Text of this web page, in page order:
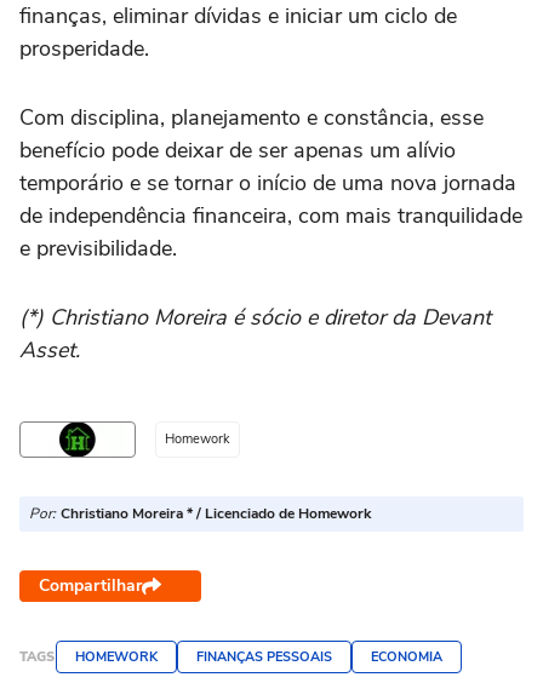
finanças, eliminar dívidas e iniciar um ciclo de
prosperidade.
Com disciplina, planejamento e constância, esse
benefício pode deixar de ser apenas um alívio
temporário e se tornar o início de uma nova jornada
de independência financeira, com mais tranquilidade
e previsibilidade.
(*) Christiano Moreira é sócio e diretor da Devant
Asset.
Homework
Por: Christiano Moreira * / Licenciado de Homework
Compartilhar
TAGS HOMEWORK FINANÇAS PESSOAIS ECONOMIA